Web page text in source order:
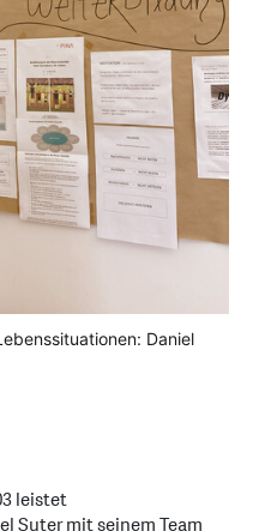
Daniel
leistet
Suter mit seinem Team